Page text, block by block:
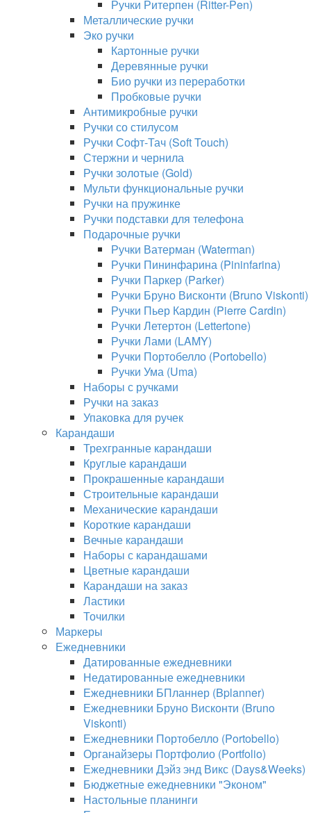
Ручки Ритерпен (Ritter-Pen)
Металлические ручки
Эко ручки
Картонные ручки
Деревянные ручки
Био ручки из переработки
Пробковые ручки
Антимикробные ручки
Ручки со стилусом
Ручки Софт-Тач (Soft Touch)
Стержни и чернила
Ручки золотые (Gold)
Мульти функциональные ручки
Ручки на пружинке
Ручки подставки для телефона
Подарочные ручки
Ручки Ватерман (Waterman)
Ручки Пининфарина (Pininfarina)
Ручки Паркер (Parker)
Ручки Бруно Висконти (Bruno Viskonti)
Ручки Пьер Кардин (Pierre Cardin)
Ручки Летертон (Lettertone)
Ручки Лами (LAMY)
Ручки Портобелло (Portobello)
Ручки Ума (Uma)
Наборы с ручками
Ручки на заказ
Упаковка для ручек
Карандаши
Трехгранные карандаши
Круглые карандаши
Прокрашенные карандаши
Строительные карандаши
Механические карандаши
Короткие карандаши
Вечные карандаши
Наборы с карандашами
Цветные карандаши
Карандаши на заказ
Ластики
Точилки
Маркеры
Ежедневники
Датированные ежедневники
Недатированные ежедневники
Ежедневники БПланнер (Bplanner)
Ежедневники Бруно Висконти (Bruno
Viskonti)
Ежедневники Портобелло (Portobello)
Органайзеры Портфолио (Portfolio)
Ежедневники Дэйз энд Викс (Days&Weeks)
Бюджетные ежедневники "Эконом"
Настольные планинги